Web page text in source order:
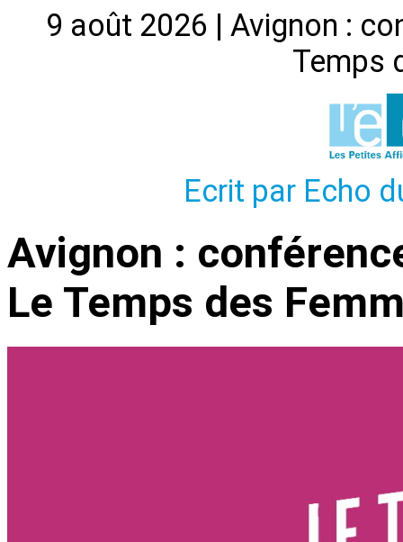
9 août 2026 | Avignon :
Temps
Ecrit par Echo
Avignon :
Le Temps des